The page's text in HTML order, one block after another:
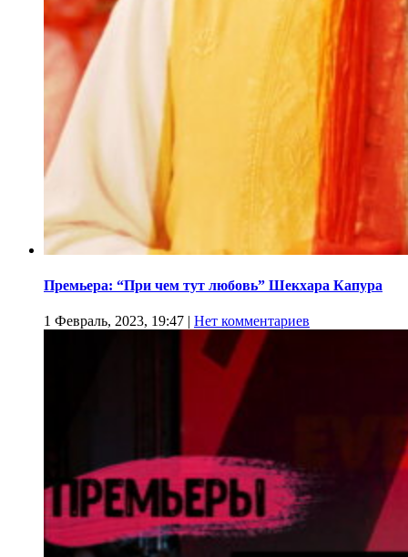
Премьера: “При чем тут любовь” Шекхара Капура
1 Февраль, 2023, 19:47 | Нет комментариев